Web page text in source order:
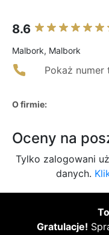
8.6
Malbork, Malbork
Pokaż numer
O firmie:
Oceny na
Tylko zalogowani
danych.
Gratulacje!